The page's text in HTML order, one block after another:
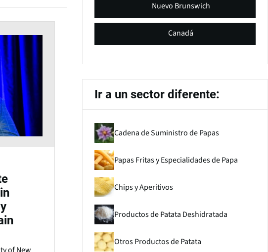
Canadá
Nuevo Brunswich
Ir a un sector diferente:
Cadena de Suministro de Papas
Papas Fritas y Especialidades de Papa
Chips y Aperitivos
Productos de Patata Deshidratada
Otros Productos de Patata